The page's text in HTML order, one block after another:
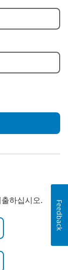
하십시오. Feedback